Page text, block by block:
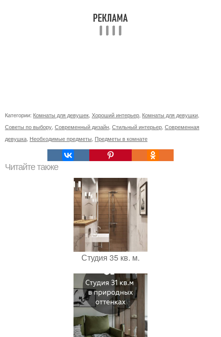
Категории: Комнаты для девушек Хороший интерьер Комнаты для девушки
Советы по выбору Современный дизайн Стильный интерьер Современная
девушка Необходимые предметы Предметы в комнате
Читайте также
Студия 35 кв. м.